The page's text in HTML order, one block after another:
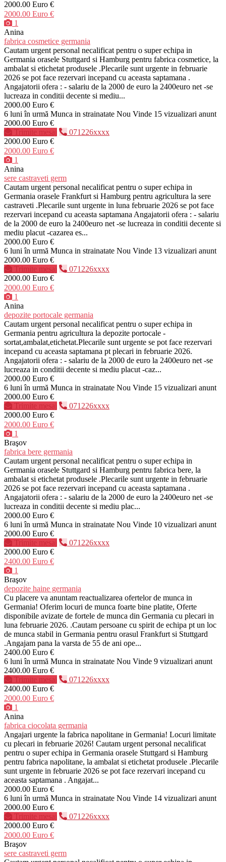
2000.00 Euro €
2000.00 Euro €
1
Anina
fabrica cosmetice germania
Cautam urgent personal necalificat pentru o super echipa in
Germania orasele Stuttgard si Hamburg pentru fabrica cosmetice, la
ambalat si etichetat produsele .Plecarile sunt urgente in februarie
2026 se pot face rezervari incepand cu aceasta saptamana .
Angajatorii ofera : - salariu de la 2000 de euro la 2400euro net -se
lucreaza in conditii decente si mediu...
2000.00 Euro €
6 luni în urmă Munca in strainatate Nou Vinde 15 vizualizari anunt
2000.00 Euro €
Trimite mesaj
071226xxxx
2000.00 Euro €
2000.00 Euro €
1
Anina
sere castraveti germ
Cautam urgent personal necalificat pentru o super echipa in
Germania orasele Frankfurt si Hamburg pentru agricultura la sere
castraveti .Plecarile sunt urgente in luna februarie 2026 se pot face
rezervari incepand cu aceasta saptamana Angajatorii ofera : - salariu
de la 2000 de euro la 2400euro net -se lucreaza in conditii decente si
mediu placut -cazarea es...
2000.00 Euro €
6 luni în urmă Munca in strainatate Nou Vinde 13 vizualizari anunt
2000.00 Euro €
Trimite mesaj
071226xxxx
2000.00 Euro €
2000.00 Euro €
1
Anina
depozite portocale germania
Cautam urgent personal necalificat pentru o super echipa in
Germania pentru agricultura la depozite portocale -
sortat,ambalat,etichetat.Plecarile sunt urgente se pot face rezervari
incepand cu aceasta saptamana pt plecari in februarie 2026.
Angajatorii ofera : - salariu de la 2000 de euro la 2400euro net -se
lucreaza in conditii decente si mediu placut -caz...
2000.00 Euro €
6 luni în urmă Munca in strainatate Nou Vinde 15 vizualizari anunt
2000.00 Euro €
Trimite mesaj
071226xxxx
2000.00 Euro €
2000.00 Euro €
1
Braşov
fabrica bere germania
Cautam urgent personal necalificat pentru o super echipa in
Germania orasele Stuttgard si Hamburg pentru fabrica bere, la
ambalat si etichetat produsele .Plecarile sunt urgente in februarie
2026 se pot face rezervari incepand cu aceasta saptamana .
Angajatorii ofera : - salariu de la 2000 de euro la 2400euro net -se
lucreaza in conditii decente si mediu plac...
2000.00 Euro €
6 luni în urmă Munca in strainatate Nou Vinde 10 vizualizari anunt
2000.00 Euro €
Trimite mesaj
071226xxxx
2000.00 Euro €
2400.00 Euro €
1
Braşov
depozite haine germania
Cu placere va anuntam reactualizarea ofertelor de munca in
Germania! Oferim locuri de munca foarte bine platite, Oferte
disponibile avizate de fortele de munca din Germania cu plecari in
luna februarie 2026. .Cautam persoane cu spirit de echipa pt un loc
de munca stabil in Germania pentru orasul Frankfurt si Stuttgard
.Angajam pana la varsta de 55 de ani ope...
2400.00 Euro €
6 luni în urmă Munca in strainatate Nou Vinde 9 vizualizari anunt
2400.00 Euro €
Trimite mesaj
071226xxxx
2400.00 Euro €
2000.00 Euro €
1
Anina
fabrica ciocolata germania
Angajari urgente la fabrica napolitane in Germania! Locuri limitate
cu plecari in februarie 2026! Cautam urgent personal necalificat
pentru o super echipa in Germania orasele Stuttgard si Hamburg
pentru fabrica napolitane, la ambalat si etichetat produsele .Plecarile
sunt urgente in februarie 2026 se pot face rezervari incepand cu
aceasta saptamana . Angajat...
2000.00 Euro €
6 luni în urmă Munca in strainatate Nou Vinde 14 vizualizari anunt
2000.00 Euro €
Trimite mesaj
071226xxxx
2000.00 Euro €
2000.00 Euro €
Braşov
sere castraveti germ